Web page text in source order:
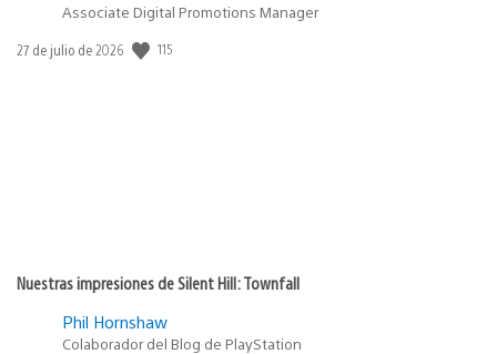
Associate Digital Promotions Manager
Fecha
27 de julio de 2026 115
Nuestras impresiones de Silent Hill: Townfall
Phil Hornshaw
Colaborador del Blog de PlayStation